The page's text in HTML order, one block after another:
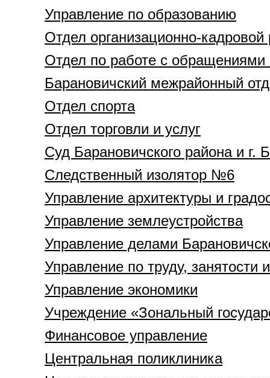
Управление по образованию
Отдел организационно-кадровой
Отдел по работе с
Барановичский межрайонный
Отдел спорта
Отдел торговли и услуг
Суд Барановичского района и г.
Следственный изолятор №6
Управление архитектуры и
Управление землеустройства
Управление делами
Управление по труду, занятости
Управление экономики
Учреждение «Зональный
Финансовое управление
Центральная поликлиника